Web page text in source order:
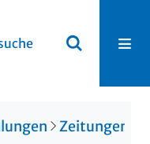
Zeitungen